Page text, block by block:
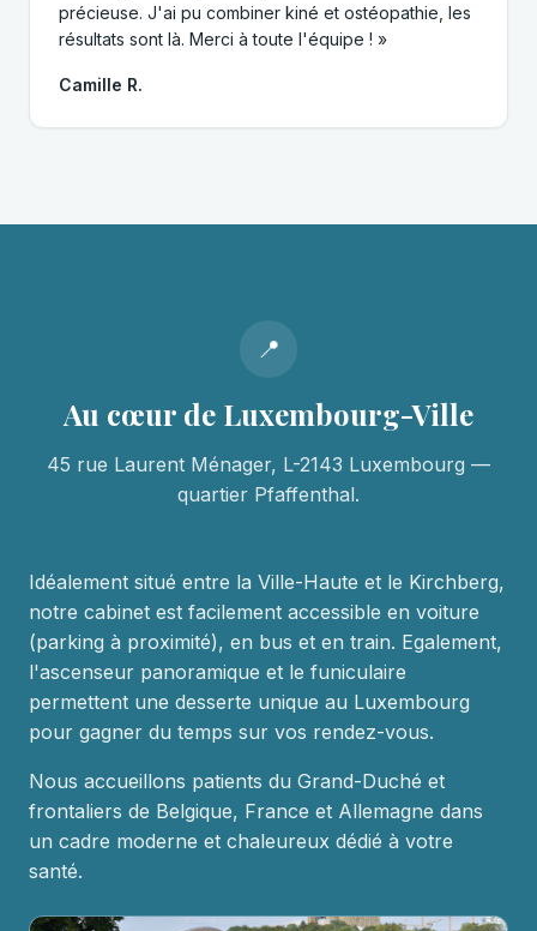
précieuse. J'ai pu combiner kiné et ostéopathie, les
résultats sont là. Merci à toute l'équipe ! »
Camille R.
📍
Au cœur de Luxembourg-Ville
45 rue Laurent Ménager, L-2143 Luxembourg —
quartier Pfaffenthal.
Idéalement situé entre la Ville-Haute et le Kirchberg,
notre cabinet est facilement accessible en voiture
(parking à proximité), en bus et en train. Egalement,
l'ascenseur panoramique et le funiculaire
permettent une desserte unique au Luxembourg
pour gagner du temps sur vos rendez-vous.
Nous accueillons patients du Grand-Duché et
frontaliers de Belgique, France et Allemagne dans
un cadre moderne et chaleureux dédié à votre
santé.